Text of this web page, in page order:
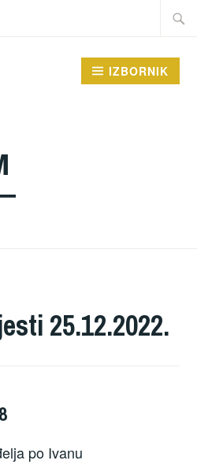
Traži:
IZBORNIK
25.12.2022.
po Ivanu